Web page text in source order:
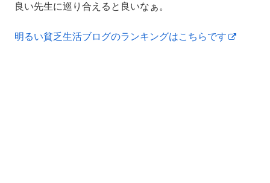
良い先生に巡り合えると良いなぁ。
明るい貧乏生活ブログのランキングはこちらです